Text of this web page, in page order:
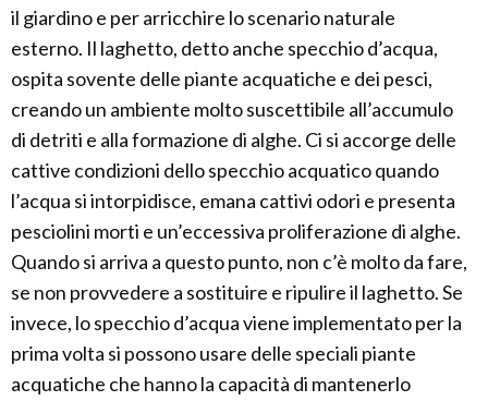
il giardino e per arricchire lo scenario naturale
esterno. Il laghetto, detto anche specchio d’acqua,
ospita sovente delle piante acquatiche e dei pesci,
creando un ambiente molto suscettibile all’accumulo
di detriti e alla formazione di alghe. Ci si accorge delle
cattive condizioni dello specchio acquatico quando
l’acqua si intorpidisce, emana cattivi odori e presenta
pesciolini morti e un’eccessiva proliferazione di alghe.
Quando si arriva a questo punto, non c’è molto da fare,
se non provvedere a sostituire e ripulire il laghetto. Se
invece, lo specchio d’acqua viene implementato per la
prima volta si possono usare delle speciali piante
acquatiche che hanno la capacità di mantenerlo